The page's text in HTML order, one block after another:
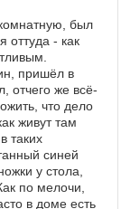
был
оттуда - как
пришёл в
отчего же всё-
что дело
живут там
таких
синей
у стола,
по мелочи,
в доме есть